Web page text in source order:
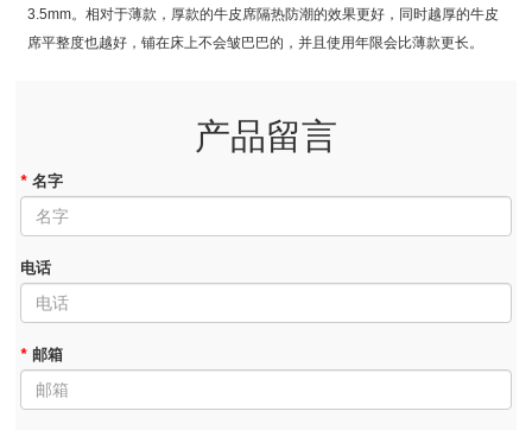
3.5mm。相对于薄款，厚款的牛皮席隔热防潮的效果更好，同时越厚的牛皮
席平整度也越好，铺在床上不会皱巴巴的，并且使用年限会比薄款更长。
产品留言
* 名字
电话
* 邮箱